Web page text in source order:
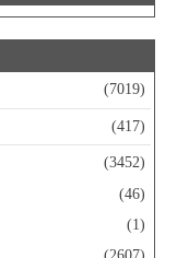
(7019)
(417)
(3452)
(46)
(1)